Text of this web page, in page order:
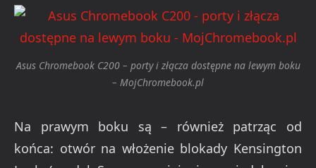
Asus Chromebook C200 – porty i złącza dostępne na lewym boku
– MojChromebook.pl
Na prawym boku są – również patrząc od
końca: otwór na włożenie blokady Kensington